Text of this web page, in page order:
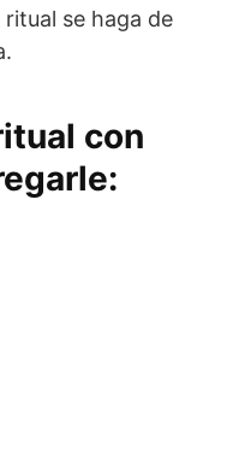
se haga de
con